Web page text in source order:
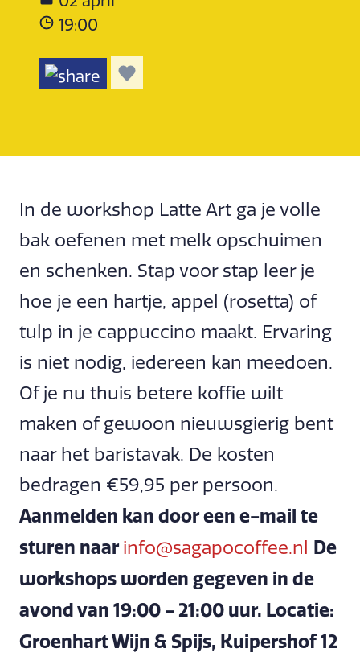
19:00
In de workshop Latte Art ga je volle
bak oefenen met melk opschuimen
en schenken. Stap voor stap leer je
hoe je een hartje, appel (rosetta) of
tulp in je cappuccino maakt. Ervaring
is niet nodig, iedereen kan meedoen.
Of je nu thuis betere koffie wilt
maken of gewoon nieuwsgierig bent
naar het baristavak. De kosten
bedragen €59,95 per persoon.
Aanmelden kan door een e-mail te
sturen naarinfo@sagapocoffee.nl De
workshops worden gegeven in de
avond van 19:00 - 21:00 uur. Locatie:
Groenhart Wijn & Spijs, Kuipershof 12